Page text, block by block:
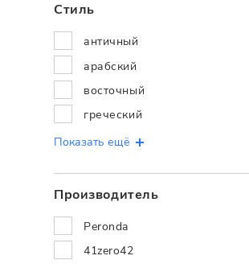
Стиль
античный
арабский
восточный
греческий
Показать ещё
Производитель
Peronda
41zero42